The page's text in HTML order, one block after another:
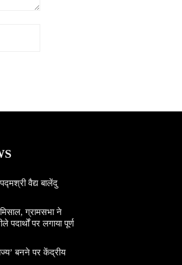
वैद्य बालेंदु
ग्रामसभा ने
पर लगाया पूर्ण
बनने पर केंद्रीय